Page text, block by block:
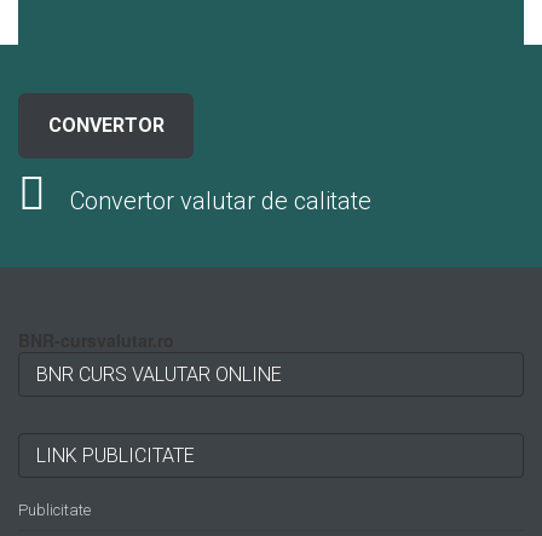
CONVERTOR
Convertor valutar de calitate
BNR CURS VALUTAR ONLINE
LINK PUBLICITATE
Publicitate